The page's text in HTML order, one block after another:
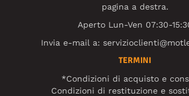
pagina a destra.
Aperto Lun-Ven 07:30-
Invia e-mail a:
TERMINI
*Condizioni di acquisto e
Condizioni di restituzione e